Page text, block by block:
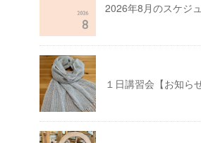
2026年8月のスケジ
１日講習会【お知ら